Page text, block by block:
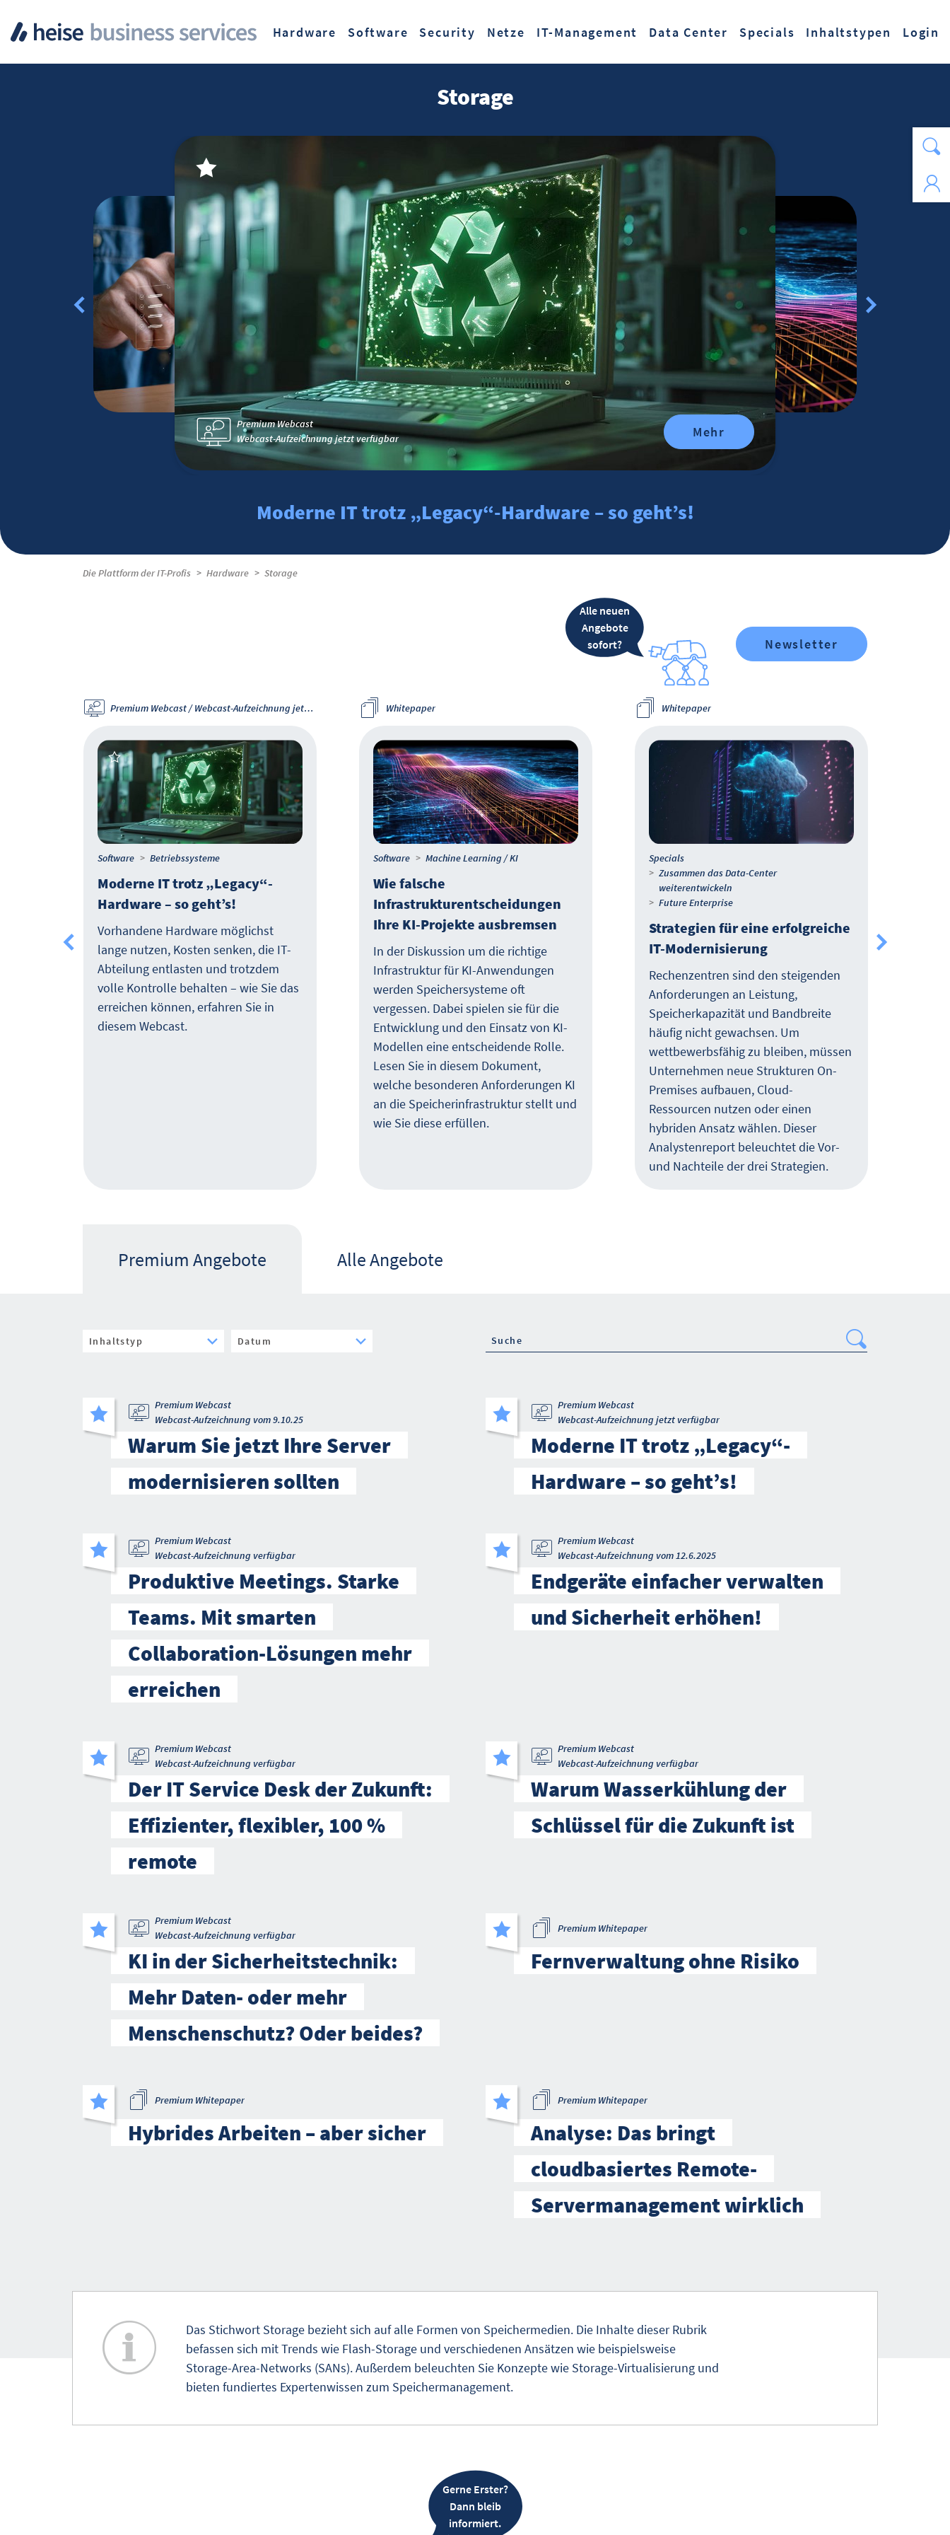
Hardware
Software Security Netze IT-Management Data Center Specials Inhaltstypen Login
Storage
Premium Webcast
Webcast-Aufzeichnung jetzt verfügbar
Mehr
Moderne IT trotz „Legacy“-Hardware – so geht’s!
Die Plattform der IT-Profis Hardware Storage
Alle neuen
Angebote
sofort?
Newsletter
Premium Webcast / Webcast-Aufzeichnung jetzt verfügbar
Software Betriebssysteme
Moderne IT trotz „Legacy“-
Hardware – so geht’s!
Vorhandene Hardware möglichst
lange nutzen, Kosten senken, die IT-
Abteilung entlasten und trotzdem
volle Kontrolle behalten – wie Sie das
erreichen können, erfahren Sie in
diesem Webcast.
Whitepaper
Software Machine Learning / KI
Wie falsche
Infrastrukturentscheidungen
Ihre KI-Projekte ausbremsen
In der Diskussion um die richtige
Infrastruktur für KI-Anwendungen
werden Speichersysteme oft
vergessen. Dabei spielen sie für die
Entwicklung und den Einsatz von KI-
Modellen eine entscheidende Rolle.
Lesen Sie in diesem Dokument,
welche besonderen Anforderungen KI
an die Speicherinfrastruktur stellt und
wie Sie diese erfüllen.
Whitepaper
Specials
Zusammen das Data-Center
weiterentwickeln
Future Enterprise
Strategien für eine erfolgreiche
IT-Modernisierung
Rechenzentren sind den steigenden
Anforderungen an Leistung,
Speicherkapazität und Bandbreite
häufig nicht gewachsen. Um
wettbewerbsfähig zu bleiben, müssen
Unternehmen neue Strukturen On-
Premises aufbauen, Cloud-
Ressourcen nutzen oder einen
hybriden Ansatz wählen. Dieser
Analystenreport beleuchtet die Vor-
und Nachteile der drei Strategien.
Premium Angebote Alle Angebote
Search
Premium Webcast
Webcast-Aufzeichnung vom 9.10.25
Warum Sie jetzt Ihre Server
modernisieren sollten
Premium Webcast
Webcast-Aufzeichnung jetzt verfügbar
Moderne IT trotz „Legacy“-
Hardware – so geht’s!
Premium Webcast
Webcast-Aufzeichnung verfügbar
Produktive Meetings. Starke
Teams. Mit smarten
Collaboration-Lösungen mehr
erreichen
Premium Webcast
Webcast-Aufzeichnung vom 12.6.2025
Endgeräte einfacher verwalten
und Sicherheit erhöhen!
Premium Webcast
Webcast-Aufzeichnung verfügbar
Der IT Service Desk der Zukunft:
Effizienter, flexibler, 100 %
remote
Premium Webcast
Webcast-Aufzeichnung verfügbar
Warum Wasserkühlung der
Schlüssel für die Zukunft ist
Premium Webcast
Webcast-Aufzeichnung verfügbar
KI in der Sicherheitstechnik:
Mehr Daten- oder mehr
Menschenschutz? Oder beides?
Premium Whitepaper
Fernverwaltung ohne Risiko
Premium Whitepaper
Hybrides Arbeiten – aber sicher
Premium Whitepaper
Analyse: Das bringt
cloudbasiertes Remote-
Servermanagement wirklich
Das Stichwort Storage bezieht sich auf alle Formen von Speichermedien. Die Inhalte dieser Rubrik
befassen sich mit Trends wie Flash-Storage und verschiedenen Ansätzen wie beispielsweise
Storage-Area-Networks (SANs). Außerdem beleuchten Sie Konzepte wie Storage-Virtualisierung und
bieten fundiertes Expertenwissen zum Speichermanagement.
Gerne Erster?
Dann bleib
informiert.